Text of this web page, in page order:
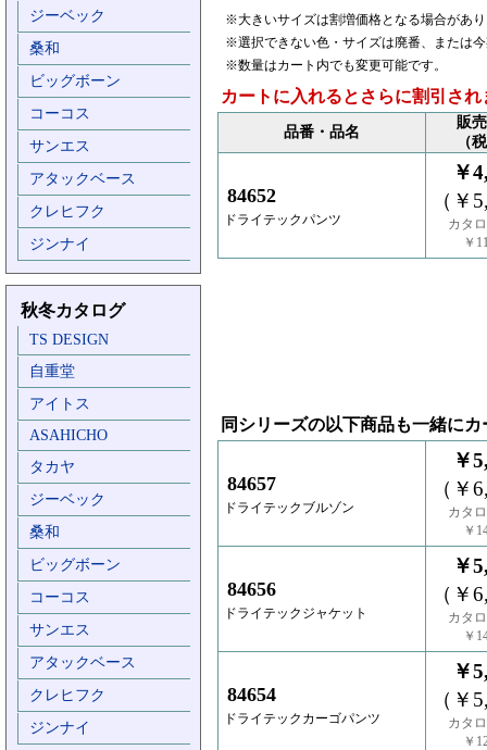
ジーベック
桑和
ビッグボーン
コーコス
サンエス
アタックベース
クレヒフク
ジンナイ
秋冬カタログ
TS DESIGN
自重堂
アイトス
ASAHICHO
タカヤ
ジーベック
桑和
ビッグボーン
コーコス
サンエス
アタックベース
クレヒフク
ジンナイ
※大きいサイズは割増価格となる場合があ
※選択できない色・サイズは廃番、または
※数量はカート内でも変更可能です。
カートに入れるとさらに割引され
品番・品名
販
（
84652
ドライテックパンツ
￥
（￥
カタ
￥
同シリーズの以下商品も一緒に
84657
ドライテックブルゾン
￥
（￥
カタ
￥
84656
ドライテックジャケット
￥
（￥
カタ
￥
84654
ドライテックカーゴパンツ
￥
（￥
カタ
￥